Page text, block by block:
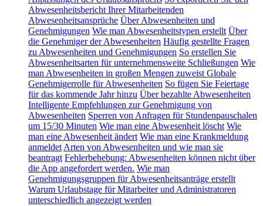
Abwesenheitsbericht Ihrer Mitarbeitenden
Abwesenheitsansprüche Über Abwesenheiten und
Genehmigungen Wie man Abwesenheitstypen erstellt Über
die Genehmiger der Abwesenheiten Häufig gestellte Fragen
zu Abwesenheiten und Genehmigungen So erstellen Sie
Abwesenheitsarten für unternehmensweite Schließungen Wie
man Abwesenheiten in großen Mengen zuweist Globale
Genehmigerrolle für Abwesenheiten So fügen Sie Feiertage
für das kommende Jahr hinzu Über bezahlte Abwesenheiten
Intelligente Empfehlungen zur Genehmigung von
Abwesenheiten Sperren von Anfragen für Stundenpauschalen
um 15/30 Minuten Wie man eine Abwesenheit löscht Wie
man eine Abwesenheit ändert Wie man eine Krankmeldung
anmeldet Arten von Abwesenheiten und wie man sie
beantragt Fehlerbehebung: Abwesenheiten können nicht über
die App angefordert werden. Wie man
Genehmigungsgruppen für Abwesenheitsanträge erstellt
Warum Urlaubstage für Mitarbeiter und Administratoren
unterschiedlich angezeigt werden